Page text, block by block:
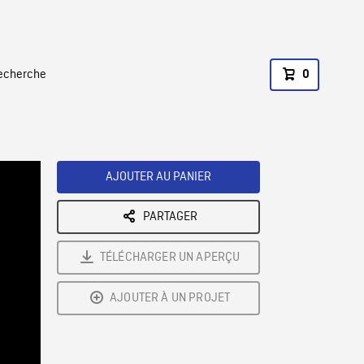
0
AJOUTER AU PANIER
PARTAGER
TÉLÉCHARGER UN APERÇU
AJOUTER À UN PROJET